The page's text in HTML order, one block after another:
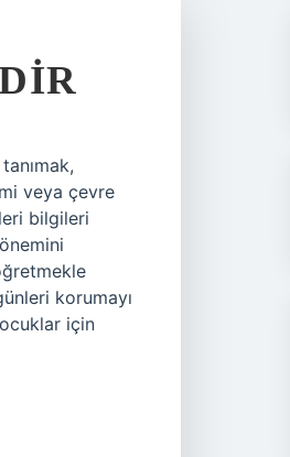
veya çevre
bilgileri
korumayı
için